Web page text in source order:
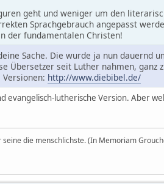
geht und weniger um den
Sprachgebrauch angepasst
der fundamentalen Christen!
Sache. Die wurde ja nun dauernd
Übersetzer seit Luther nahmen, ganz
http://www.diebibel.de/
evangelisch-lutherische Version. Aber
die menschlichste. (In Memoriam